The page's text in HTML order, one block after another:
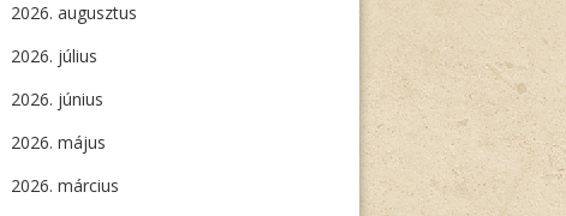
2026. augusztus
2026. július
2026. június
2026. május
2026. március